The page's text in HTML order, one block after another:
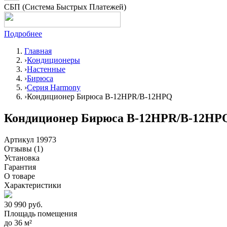
СБП (Система Быстрых Платежей)
Подробнее
Главная
Кондиционеры
Настенные
Бирюса
Серия Harmony
Кондиционер Бирюса B-12HPR/B-12HPQ
Кондиционер Бирюса B-12HPR/B-
Артикул 19973
Отзывы (1)
Установка
Гарантия
О товаре
Характеристики
30 990 руб.
Площадь помещения
до 36 м²